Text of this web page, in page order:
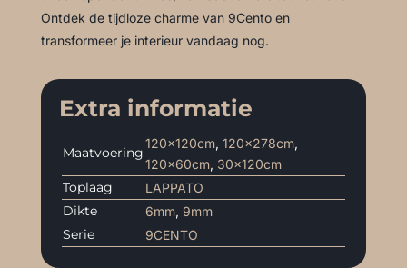
Ontdek de tijdloze charme van 9Cento en
transformeer je interieur vandaag nog.
Extra informatie
Maatvoering
120x120cm, 120x278cm,
120x60cm, 30x120cm
Toplaag LAPPATO
Dikte 6mm, 9mm
Serie 9CENTO